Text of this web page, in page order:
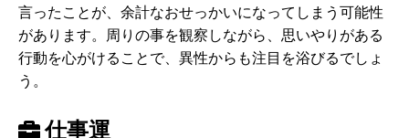
言ったことが、余計なおせっかいになってしまう可能性
があります。周りの事を観察しながら、思いやりがある
行動を心がけることで、異性からも注目を浴びるでしょ
う。
仕事運